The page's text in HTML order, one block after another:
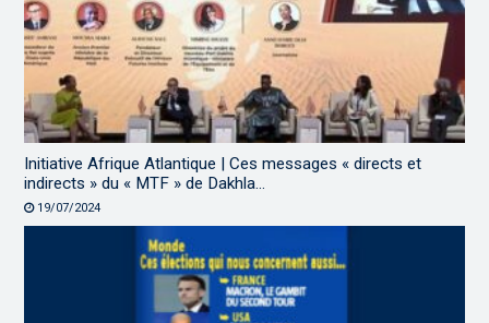
Initiative Afrique Atlantique | Ces messages « directs et
indirects » du « MTF » de Dakhla…
19/07/2024